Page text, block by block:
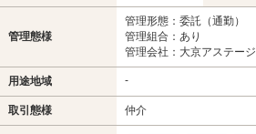
管理態様
管理形態：委託（通勤）
管理組合：あり
管理会社：大京アステージ
用途地域 -
取引態様 仲介